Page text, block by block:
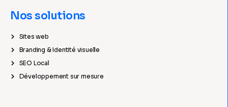
Nos solutions
Sites web
Branding & Identité visuelle
SEO Local
Développement sur mesure